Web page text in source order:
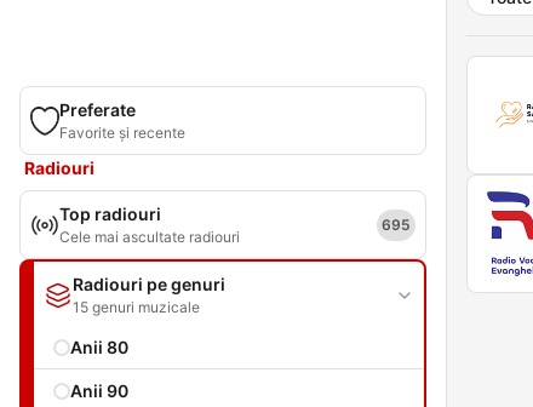
Preferate
Favorite și recente
Radiouri
Top radiouri
Cele mai ascultate radiouri
695
Radiouri pe genuri
15 genuri muzicale
Anii 80
Anii 90